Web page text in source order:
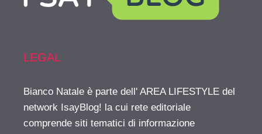
LEGAL
Bianco Natale è parte dell' AREA LIFESTYLE del
network IsayBlog! la cui rete editoriale
comprende siti tematici di informazione